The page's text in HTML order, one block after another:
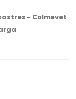
- Colmevet